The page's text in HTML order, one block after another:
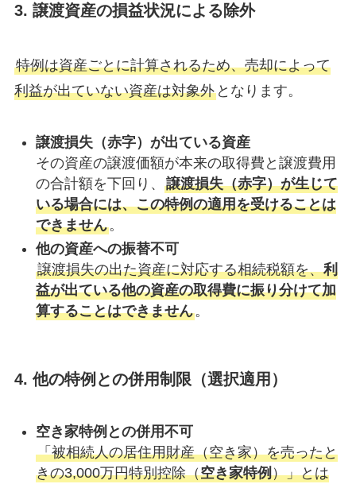
3. 譲渡資産の損益状況による除外
特例は資産ごとに計算されるため、売却によって
利益が出ていない資産は対象外となります。
譲渡損失（赤字）が出ている資産
その資産の譲渡価額が本来の取得費と譲渡費用
の合計額を下回り、 譲渡損失（赤字）が生じて
いる場合には、この特例の適用を受けることは
できません。
他の資産への振替不可
譲渡損失の出た資産に対応する相続税額を、利
益が出ている他の資産の取得費に振り分けて加
算することはできません。
4. 他の特例との併用制限（選択適用）
空き家特例との併用不可
「被相続人の居住用財産（空き家）を売ったと
きの3,000万円特別控除（空き家特例）」とは